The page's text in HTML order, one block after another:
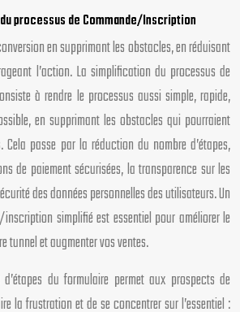
processus de Commande/Inscription
en supprimant les obstacles, en réduisant
l’action. La simplification du processus de
à rendre le processus aussi simple, rapide,
en supprimant les obstacles qui pourraient
passe par la réduction du nombre d’étapes,
de paiement sécurisées, la transparence sur les
des données personnelles des utilisateurs. Un
simplifié est essentiel pour améliorer le
tunnel et augmenter vos ventes.
du formulaire permet aux prospects de
la frustration et de se concentrer sur l’essentiel :